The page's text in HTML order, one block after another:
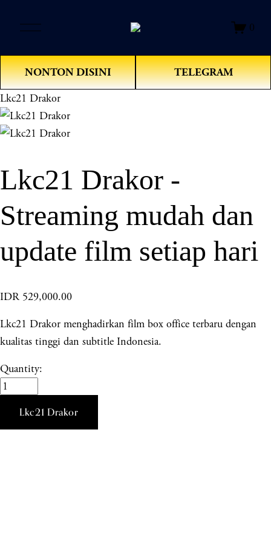
e
n
M
e
u
0
NONTON DISINI TELEGRAM
Lkc21 Drakor
Lkc21 Drakor -
Streaming mudah dan
update film setiap hari
IDR 529,000.00
Lkc21 Drakor menghadirkan film box office terbaru dengan
kualitas tinggi dan subtitle Indonesia.
Quantity:
Lkc21 Drakor